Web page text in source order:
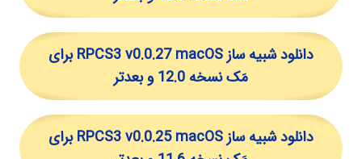
دانلود شبیه ساز RPCS3 v0.0.27 macOS برای
مَک نسخه 12.0 و بعدتر
دانلود شبیه ساز RPCS3 v0.0.25 macOS برای